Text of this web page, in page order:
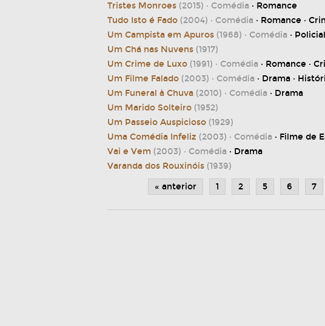
Tristes Monroes (2015) · Comédia · Romance
Tudo Isto é Fado (2004) · Comédia · Romance ·
Um Campista em Apuros (1968) · Comédia · Policial
Um Chá nas Nuvens (1917)
Um Crime de Luxo (1991) · Comédia · Romance ·
Um Filme Falado (2003) · Comédia · Drama ·
Um Funeral à Chuva (2010) · Comédia · Drama
Um Marido Solteiro (1952)
Um Passeio Auspicioso (1929)
Uma Comédia Infeliz (2003) · Comédia · Filme de
Vai e Vem (2003) · Comédia · Drama
Varanda dos Rouxinóis (1939)
« anterior
1 2 5 6 7